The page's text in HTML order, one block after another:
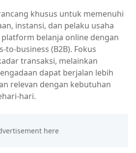
khusus untuk memenuhi
instansi, dan pelaku usaha
belanja online dengan
to-business (B2B). Fokus
transaksi, melainkan
dapat berjalan lebih
relevan dengan kebutuhan
hari.